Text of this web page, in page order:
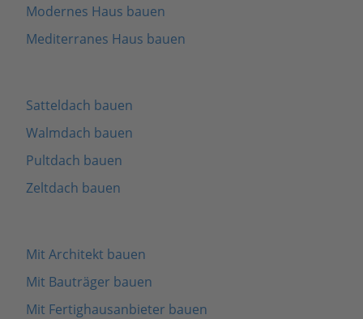
Modernes Haus bauen
Mediterranes Haus bauen
Satteldach bauen
Walmdach bauen
Pultdach bauen
Zeltdach bauen
Mit Architekt bauen
Mit Bauträger bauen
Mit Fertighausanbieter bauen